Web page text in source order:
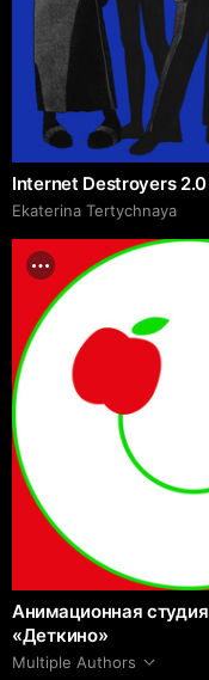
Internet Destroyers 2.0
Ekaterina Tertychnaya
Анимационная студия
«Деткино»
Multiple Authors